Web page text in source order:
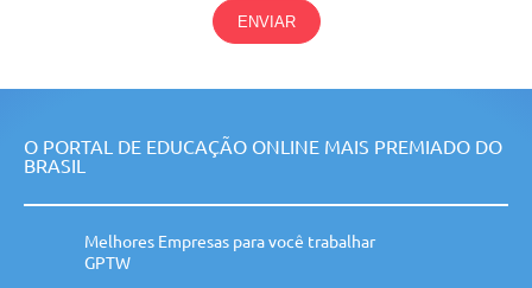
ENVIAR
O PORTAL DE EDUCAÇÃO ONLINE MAIS PREMIADO DO
BRASIL
Melhores Empresas para você trabalhar
GPTW